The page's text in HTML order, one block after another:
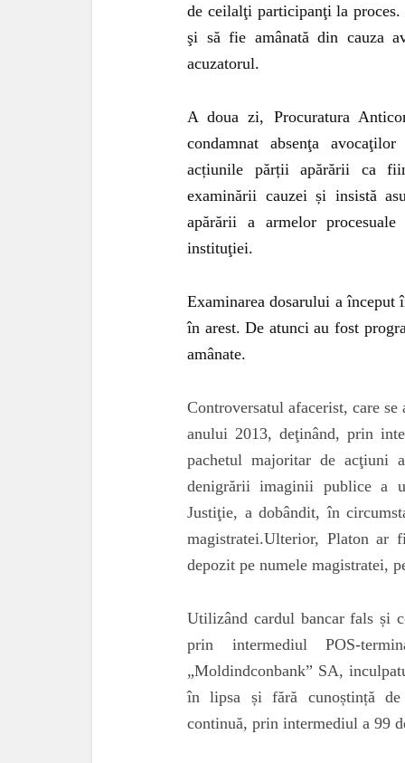
de ceilalţi participanţi la
şi să fie amânată din cauza
acuzatorul.
A doua zi, Procuratura
condamnat absenţa
acțiunile părții apărării ca
examinării cauzei și insistă
apărării a armelor
instituţiei.
Examinarea dosarului a început
în arest. De atunci au fost
amânate.
Controversatul afacerist, care
anului 2013, deţinând, prin
pachetul majoritar de acţiuni
denigrării imaginii publice a
Justiţie, a dobândit, în
magistratei.Ulterior, Platon ar
depozit pe numele magistratei,
Utilizând cardul bancar fals și
prin intermediul POS-
„Moldindconbank” SA,
în lipsa și fără cunoștință de
continuă, prin intermediul a 99